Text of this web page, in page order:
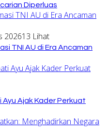
Diperluas
202613 Lihat
TNI AU di Era Ancaman
Ayu Ajak Kader Perkuat